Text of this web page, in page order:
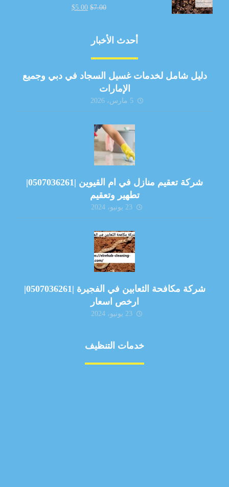
$7.00
$5.00
أحدث الأخبار
دليل شامل لخدمات غسيل السجاد في دبي وجميع
الإمارات
5 مارس، 2026
شركة تعقيم منازل في ام القيوين |0507036261|
تطهير وتعقيم
23 يونيو، 2024
شركة مكافحة الثعابين في الفجيرة |0507036261|
ارخص اسعار
23 يونيو، 2024
خدمات التنظيف